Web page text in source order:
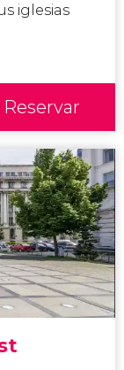
iglesias
Reservar